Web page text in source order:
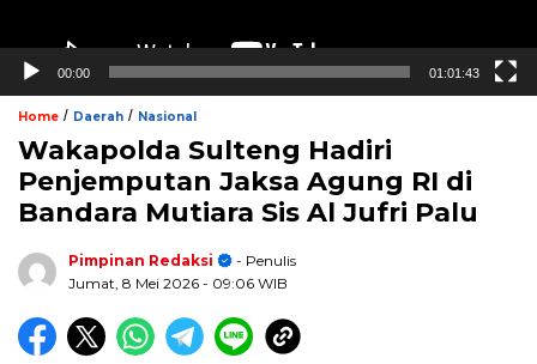
00:00 01:01:43
Home / Daerah / Nasional
Wakapolda Sulteng Hadiri
Penjemputan Jaksa Agung RI di
Bandara Mutiara Sis Al Jufri Palu
Pimpinan Redaksi
- Penulis
Jumat, 8 Mei 2026 - 09:06 WIB